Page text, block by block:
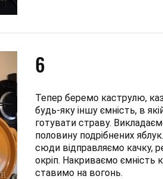
6
Тепер беремо каструлю,
будь-яку іншу ємність, в
готувати страву.
половину подрібнених
сюди відправляємо качку,
окріп. Накриваємо ємність
ставимо на вогонь.